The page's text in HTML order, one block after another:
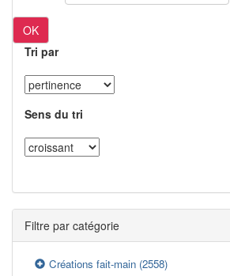
OK
Tri par
Sens du tri
Filtre par catégorie
Créations fait-main (2558)